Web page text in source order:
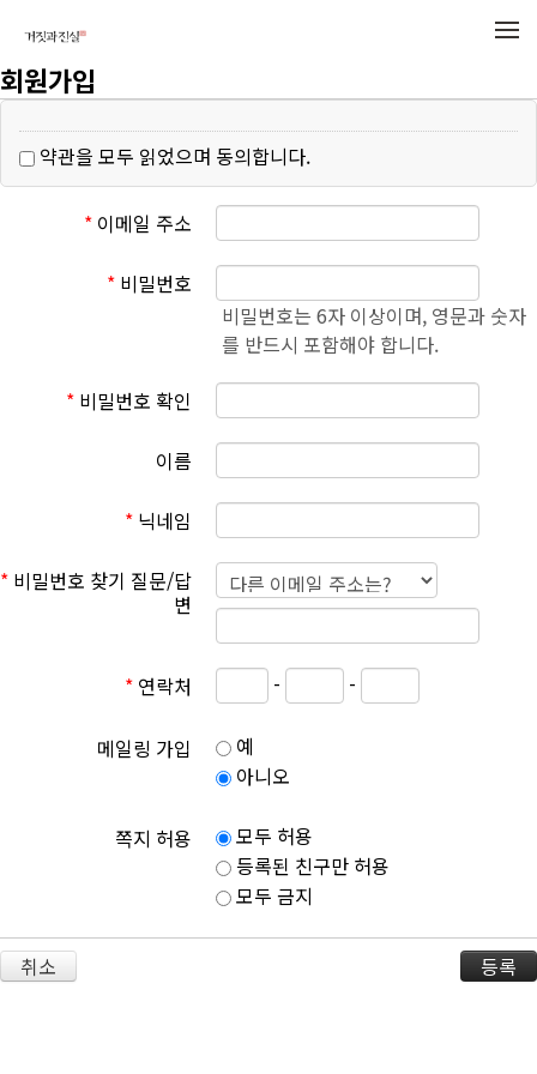
회원가입
약관을 모두 읽었으며 동의합니다.
* 이메일 주소
* 비밀번호
비밀번호는 6자 이상이며, 영문과 숫자
를 반드시 포함해야 합니다.
* 비밀번호 확인
이름
* 닉네임
* 비밀번호 찾기 질문/답
변
* 연락처 - -
메일링 가입
예
아니오
쪽지 허용
모두 허용
등록된 친구만 허용
모두 금지
취소